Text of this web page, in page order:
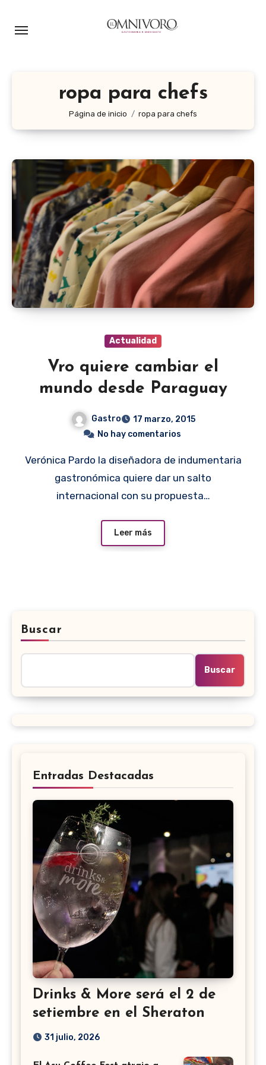
ropa para chefs
Página de inicio ropa para chefs
Actualidad
Vro quiere cambiar el
mundo desde Paraguay
Gastro
17 marzo, 2015
No hay comentarios
Verónica Pardo la diseñadora de indumentaria
gastronómica quiere dar un salto
internacional con su propuesta…
Leer más
Buscar
Buscar
Entradas Destacadas
Drinks & More será el 2 de
setiembre en el Sheraton
31 julio, 2026